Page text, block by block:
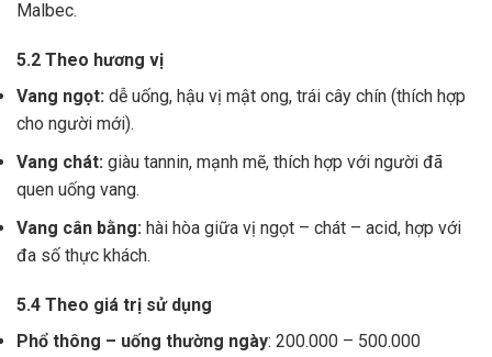
Malbec.
5.2 Theo hương vị
Vang ngọt: dễ uống, hậu vị mật ong, trái cây chín (thích hợp
cho người mới).
Vang chát: giàu tannin, mạnh mẽ, thích hợp với người đã
quen uống vang.
Vang cân bằng: hài hòa giữa vị ngọt – chát – acid, hợp với
đa số thực khách.
5.4 Theo giá trị sử dụng
Phổ thông – uống thường ngày: 200.000 – 500.000